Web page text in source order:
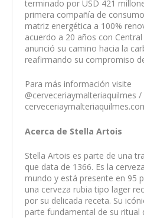
terminado por USD 421
primera compañía de
matriz energética a 100%
acuerdo a 20 años con
anunció su camino hacia la
reafirmando su compromiso
Para más información visite
@cerveceriaymalteriaquilmes /
Acerca de Stella Artois
Stella Artois es parte de una
que data de 1366. Es la
mundo y está presente en 95
una cerveza rubia tipo lager
por su delicada receta. Su
parte fundamental de su ritual